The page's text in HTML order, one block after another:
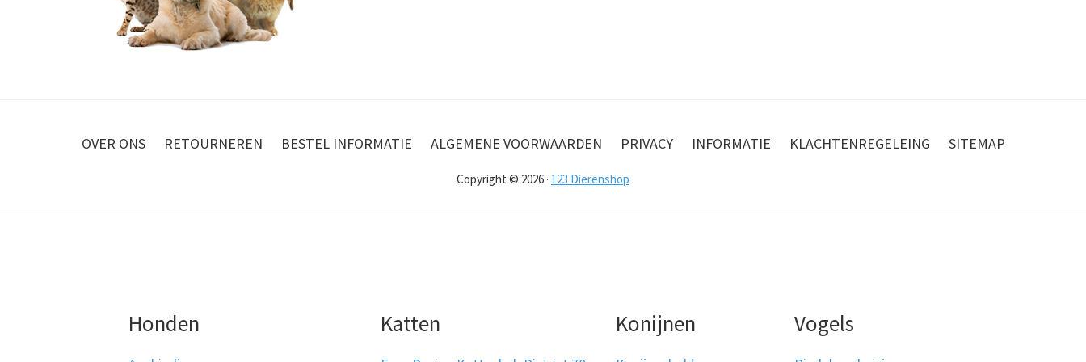
OVER ONS RETOURNEREN BESTEL INFORMATIE ALGEMENE VOORWAARDEN PRIVACY INFORMATIE KLACHTENREGELEING SITEMAP
Copyright © 2026 · 123 Dierenshop
Honden Katten Konijnen Vogels